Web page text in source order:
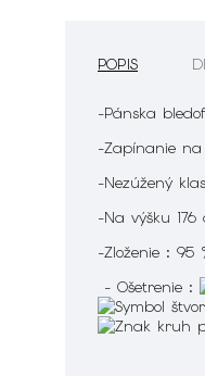
POPIS
-Pánska
-Zapínanie
-Nezúžený
-Na výšku 176
-Zloženie : 95
- Ošetrenie :